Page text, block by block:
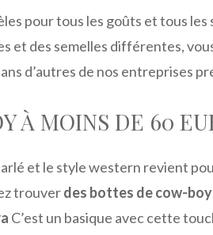
pour tous les goûts et tous les
et des semelles différentes,
d’autres de nos entreprises
À MOINS DE 60
et le style western revient
trouverdes bottes de cow-boy
C’est un basique avec cette